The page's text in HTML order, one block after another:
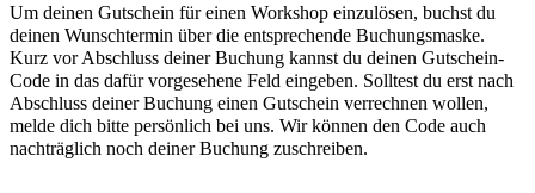
Um deinen Gutschein für einen Workshop einzulösen, buchst du
deinen Wunschtermin über die entsprechende Buchungsmaske.
Kurz vor Abschluss deiner Buchung kannst du deinen Gutschein-
Code in das dafür vorgesehene Feld eingeben. Solltest du erst nach
Abschluss deiner Buchung einen Gutschein verrechnen wollen,
melde dich bitte persönlich bei uns. Wir können den Code auch
nachträglich noch deiner Buchung zuschreiben.